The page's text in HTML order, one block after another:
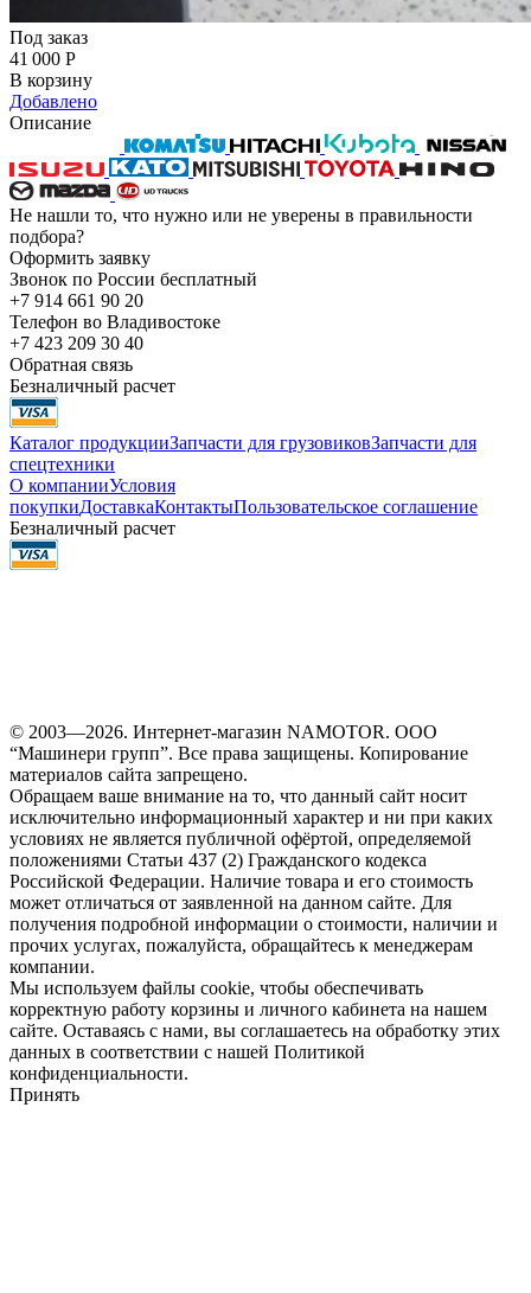
Под заказ
41 000 Р
В корзину
Добавлено
Описание
Не нашли то, что нужно или не уверены в правильности
подбора?
Оформить заявку
Звонок по России бесплатный
+7 914 661 90 20
Телефон во Владивостоке
+7 423 209 30 40
Обратная связь
Безналичный расчет
Каталог продукцииЗапчасти для грузовиковЗапчасти для
спецтехники
О компанииУсловия
покупкиДоставкаКонтактыПользовательское соглашение
Безналичный расчет
© 2003—2026. Интернет-магазин NAMOTOR. ООО
“Машинери групп”. Все права защищены. Копирование
материалов сайта запрещено.
Обращаем ваше внимание на то, что данный сайт носит
исключительно информационный характер и ни при каких
условиях не является публичной офёртой, определяемой
положениями Статьи 437 (2) Гражданского кодекса
Российской Федерации. Наличие товара и его стоимость
может отличаться от заявленной на данном сайте. Для
получения подробной информации о стоимости, наличии и
прочих услугах, пожалуйста, обращайтесь к менеджерам
компании.
Мы используем файлы cookie, чтобы обеспечивать
корректную работу корзины и личного кабинета на нашем
сайте. Оставаясь с нами, вы соглашаетесь на обработку этих
данных в соответствии с нашей Политикой
конфиденциальности.
Принять